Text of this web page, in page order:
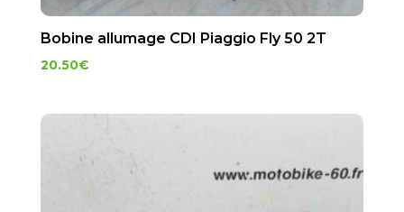
Bobine allumage CDI Piaggio Fly 50 2T
20.50€